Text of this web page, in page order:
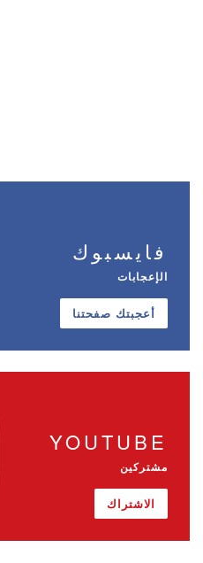
فايسبوك
الإعجابات
أعجبتك صفحتنا
YOUTUBE
مشتركين
الاشتراك